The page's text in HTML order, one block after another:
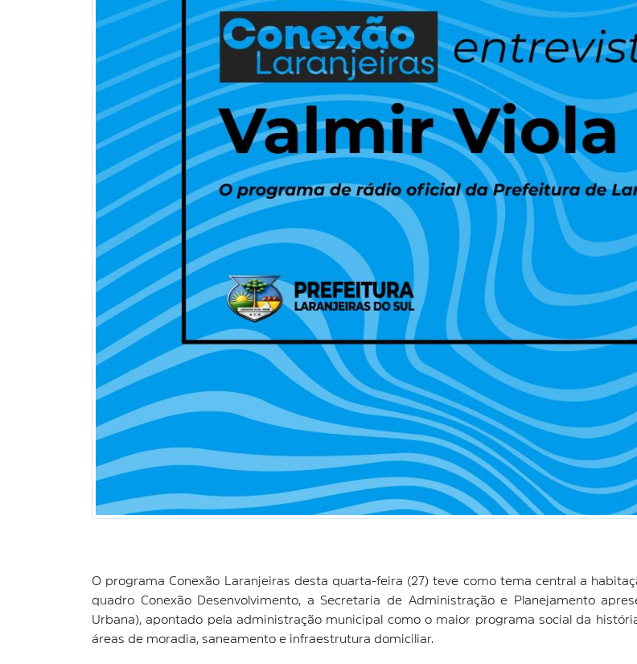
O programa Conexão Laranjeiras desta quarta-feira (27) teve como tema central a
quadro Conexão Desenvolvimento, a Secretaria de Administração e Planejamento
Urbana), apontado pela administração municipal como o maior programa social da
áreas de moradia, saneamento e infraestrutura domiciliar.